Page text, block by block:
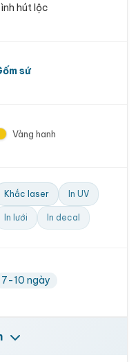
hút lộc
sứ
Vàng hanh
Khắc laser In UV
In lưới In decal
7-10 ngày